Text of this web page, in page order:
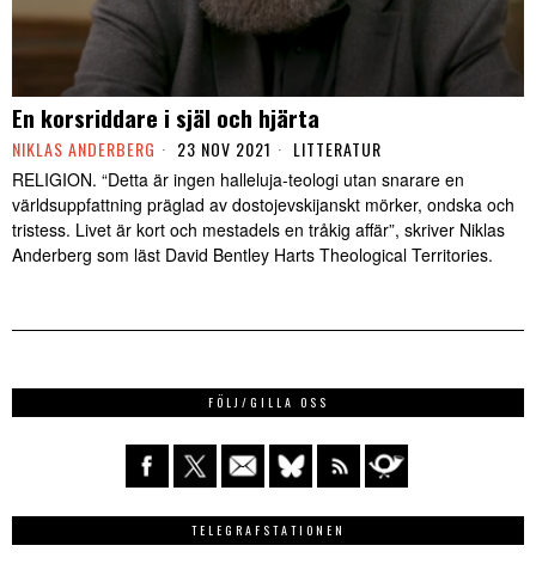
En korsriddare i själ och hjärta
NIKLAS ANDERBERG 23 NOV 2021 LITTERATUR
RELIGION. “Detta är ingen halleluja-teologi utan snarare en
världsuppfattning präglad av dostojevskijanskt mörker, ondska och
tristess. Livet är kort och mestadels en tråkig affär”, skriver Niklas
Anderberg som läst David Bentley Harts Theological Territories.
FÖLJ/GILLA OSS
TELEGRAFSTATIONEN